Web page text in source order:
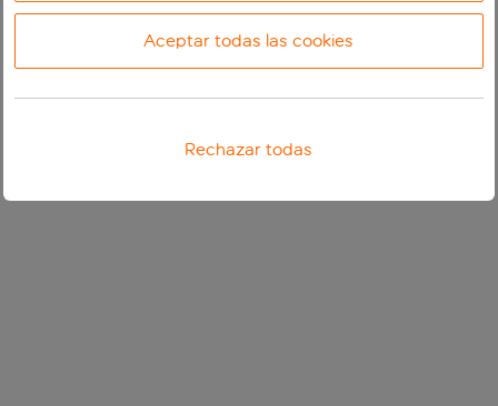
Aceptar todas las cookies
Rechazar todas